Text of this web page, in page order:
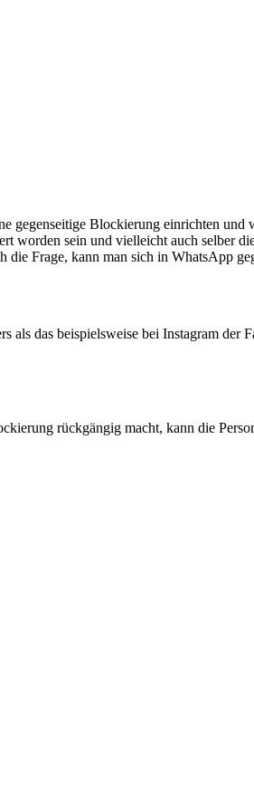
gegenseitige Blockierung einrichten
sein und vielleicht auch selber
Frage, kann man sich in WhatsApp
das beispielsweise bei Instagram der
rückgängig macht, kann die